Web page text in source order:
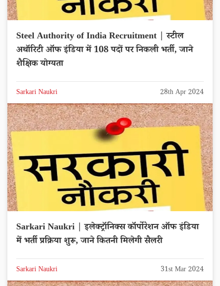
Steel Authority of India Recruitment | स्टील
अथॉरिटी ऑफ इंडिया में 108 पदों पर निकली भर्ती, जाने
शैक्षिक योग्यता
Sarkari Naukri 28th Apr 2024
Sarkari Naukri | इलेक्ट्रॉनिक्स कॉर्पोरेशन ऑफ इंडिया
में भर्ती प्रक्रिया शुरू, जाने कितनी मिलेगी सैलरी
Sarkari Naukri 31st Mar 2024